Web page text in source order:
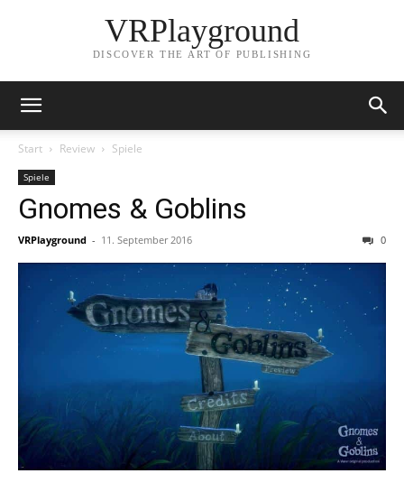
VRPlayground
DISCOVER THE ART OF PUBLISHING
Start Review Spiele
Spiele
Gnomes & Goblins
VRPlayground - 11. September 2016 0